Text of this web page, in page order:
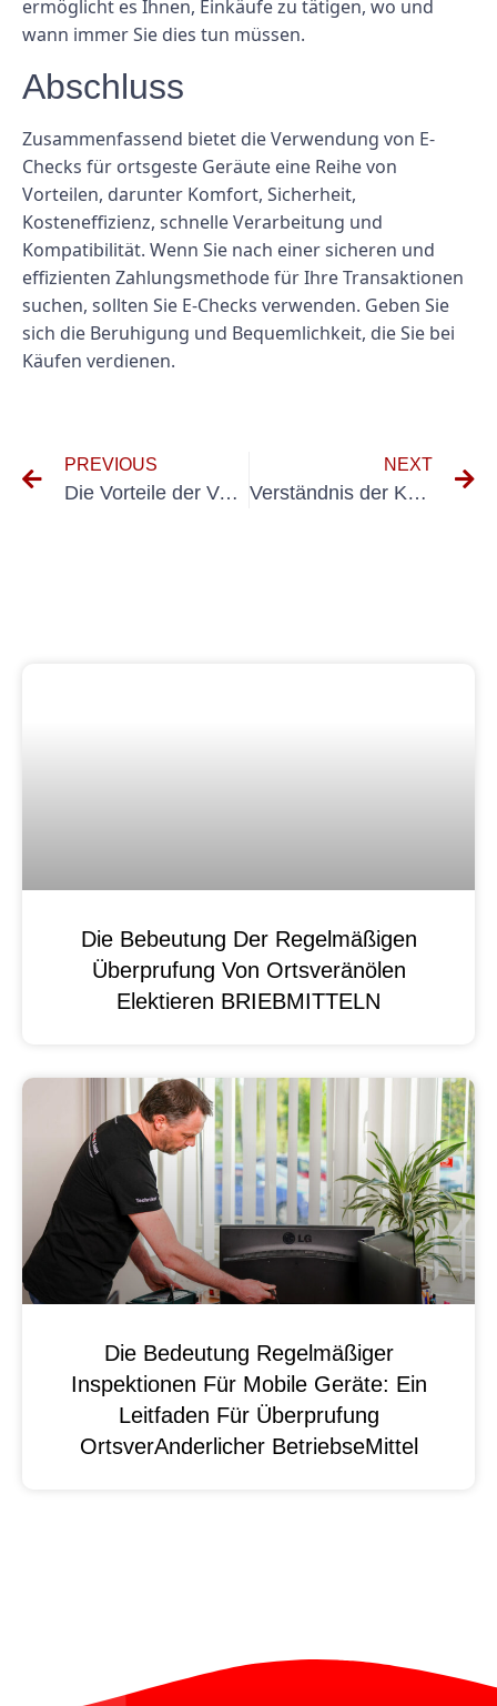
ermöglicht es Ihnen, Einkäufe zu tätigen, wo und
wann immer Sie dies tun müssen.
Abschluss
Zusammenfassend bietet die Verwendung von E-
Checks für ortsgeste Geräute eine Reihe von
Vorteilen, darunter Komfort, Sicherheit,
Kosteneffizienz, schnelle Verarbeitung und
Kompatibilität. Wenn Sie nach einer sicheren und
effizienten Zahlungsmethode für Ihre Transaktionen
suchen, sollten Sie E-Checks verwenden. Geben Sie
sich die Beruhigung und Bequemlichkeit, die Sie bei
Käufen verdienen.
PREVIOUS
Die Vorteile der Verwendung von E-Checks für Anlagevermögen im Geschäftsbetrieb
NEXT
Verständnis der Kosten für E-Check-Dienste: Was Sie wissen müssen
Die Bebeutung Der Regelmäßigen
Überprufung Von Ortsveränölen
Elektieren BRIEBMITTELN
Die Bedeutung Regelmäßiger
Inspektionen Für Mobile Geräte: Ein
Leitfaden Für Überprufung
OrtsverAnderlicher BetriebseMittel